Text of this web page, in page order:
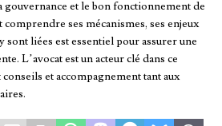
gouvernance et le bon fonctionnement de
ses mécanismes, ses enjeux
sont liées est essentiel pour assurer une
L’avocat est un acteur clé dans ce
et accompagnement tant aux